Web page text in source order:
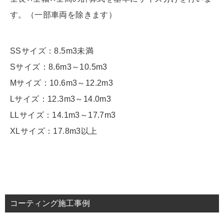
す。（一部車両を除きます）
SSサイズ：8.5m3未満
Sサイズ：8.6m3～10.5m3
Mサイズ：10.6m3～12.2m3
Lサイズ：12.3m3～14.0m3
LLサイズ：14.1m3～17.7m3
XLサイズ：17.8m3以上
コーティング施工事例